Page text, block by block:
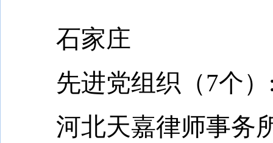
石家庄
先进党组织（7个）
河北天嘉律师事务